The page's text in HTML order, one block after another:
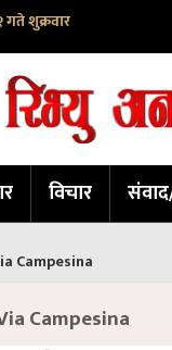
शुक्रवार
विचार
Campesina
Campesina